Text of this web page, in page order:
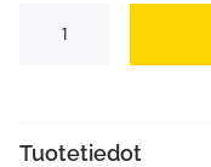
kuutio
Tuotetiedot